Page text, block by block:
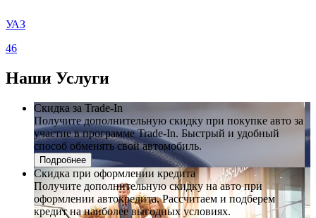
УАЗ
46
Наши Услуги
Скидка за Trade-In
Получите дополнительную скидку при покупке авто за
участие в программе Trade-In. Быстрый и удобный
способ обменять свой автомобиль.
Подробнее
Скидка при оформлении кредита
Получите дополнительную скидку на авто при
оформлении автокредита. Рассчитаем и подберем
кредит на наиболее выгодных условиях.